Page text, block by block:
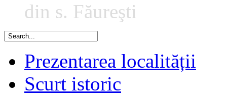
din s. Făureşti
Prezentarea localității
Scurt istoric